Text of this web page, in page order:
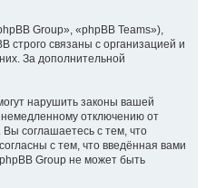
Group», «phpBB Teams»),
строго связаны с организацией и
За дополнительной
нарушить законы вашей
отключению от
соглашаетесь с тем, что
с тем, что введённая вами
Group не может быть